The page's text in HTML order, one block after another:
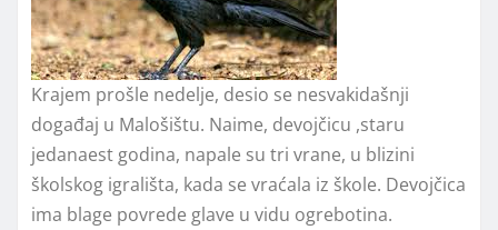
Krajem prošle nedelje, desio se nesvakidašnji
događaj u Malošištu. Naime, devojčicu ,staru
jedanaest godina, napale su tri vrane, u blizini
školskog igrališta, kada se vraćala iz škole. Devojčica
ima blage povrede glave u vidu ogrebotina.